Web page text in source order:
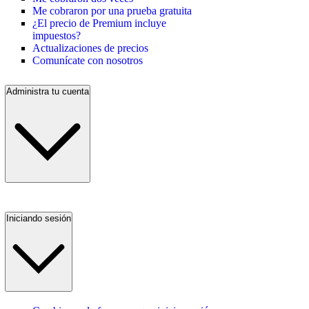
Me cobraron por una prueba gratuita
¿El precio de Premium incluye
impuestos?
Actualizaciones de precios
Comunícate con nosotros
Administra tu cuenta
Iniciando sesión